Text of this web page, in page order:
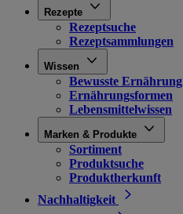
Rezepte
Rezeptsuche
Rezeptsammlungen
Wissen
Bewusste Ernährung
Ernährungsformen
Lebensmittelwissen
Marken & Produkte
Sortiment
Produktsuche
Produktherkunft
Nachhaltigkeit